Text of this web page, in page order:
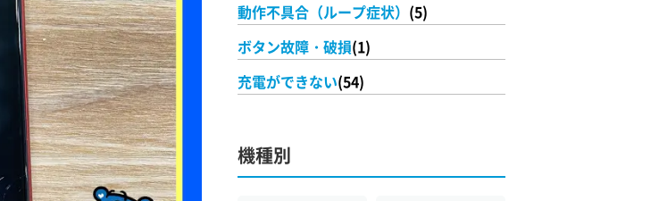
動作不具合（ループ症状） (5)
ボタン故障・破損(1)
充電ができない(54)
機種別